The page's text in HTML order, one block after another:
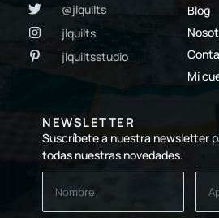
@jlquilts
jlquilts
jlquiltsstudio
Blog
Mi
NEWSLETTER
Suscríbete a nuestra newsletter
todas nuestras novedades.